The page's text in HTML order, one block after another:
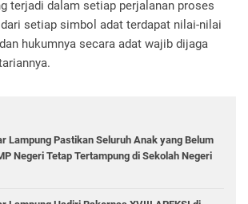
terjadi dalam setiap perjalanan proses
setiap simbol adat terdapat nilai-nilai
hukumnya secara adat wajib dijaga
Lampung Pastikan Seluruh Anak yang Belum
Negeri Tetap Tertampung di Sekolah Negeri